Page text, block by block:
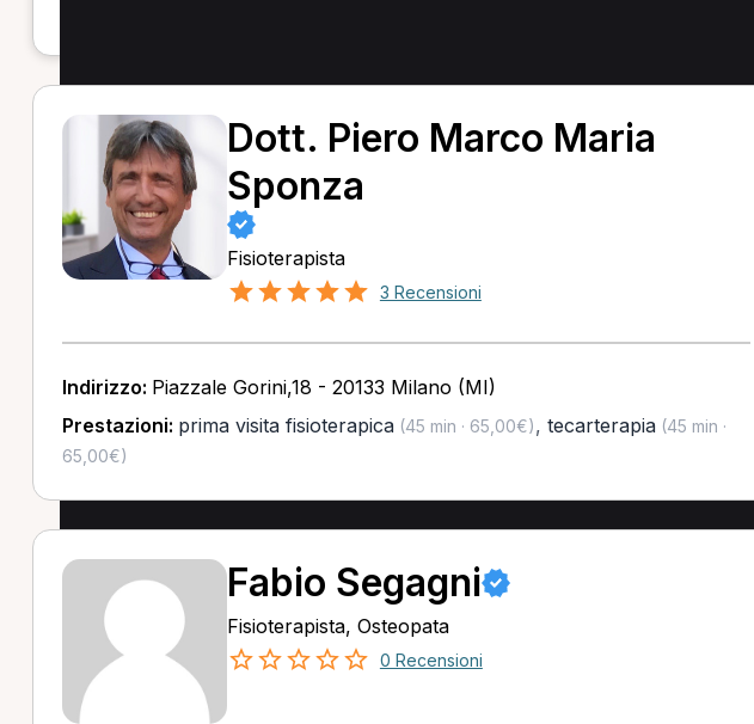
Dott. Piero Marco Maria
Sponza
Fisioterapista
3 Recensioni
Indirizzo: Piazzale Gorini,18 - 20133 Milano (MI)
Prestazioni: prima visita fisioterapica(45 min · 65,00€), tecarterapia(45 min ·
65,00€)
Fabio Segagni
Fisioterapista, Osteopata
0 Recensioni